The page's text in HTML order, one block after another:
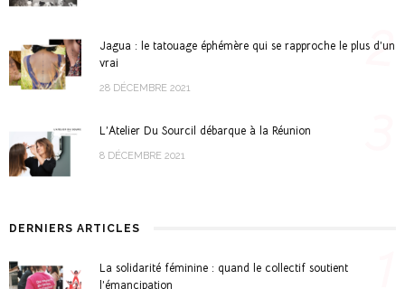
Jagua : le tatouage éphémère qui se rapproche le plus d’un
vrai
28 DÉCEMBRE 2021
2
L’Atelier Du Sourcil débarque à la Réunion
8 DÉCEMBRE 2021
DERNIERS ARTICLES
La solidarité féminine : quand le collectif soutient
l’émancipation